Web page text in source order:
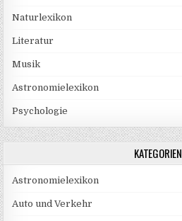
Naturlexikon
Literatur
Musik
Astronomielexikon
Psychologie
KATEGORIEN
Astronomielexikon
Auto und Verkehr